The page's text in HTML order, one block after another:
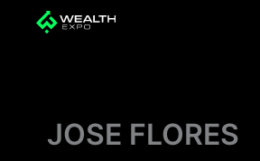
JOSE FLORES